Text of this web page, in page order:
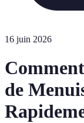
16 juin 2026
de